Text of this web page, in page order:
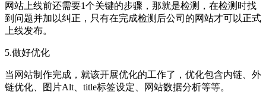
网站上线前还需要1个关键的步骤，那就是检测，在检测时找
到问题并加以纠正，只有在完成检测后公司的网站才可以正式
上线发布。
5.做好优化
当网站制作完成，就该开展优化的工作了，优化包含内链、外
链优化、图片Alt、title标签设定、网站数据分析等等。